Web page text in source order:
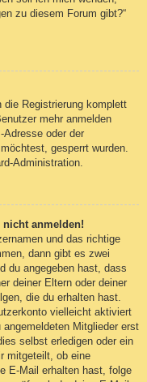
zu diesem Forum gibt?“
Registrierung komplett
mehr anmelden
oder der
gesperrt wurden.
Administration.
anmelden!
und das richtige
dann gibt es zwei
du angegeben hast, dass
deiner Eltern oder deiner
die du erhalten hast.
vielleicht aktiviert
Mitglieder erst
selbst erledigen oder ein
mitgeteilt, ob eine
E-Mail erhalten hast, folge